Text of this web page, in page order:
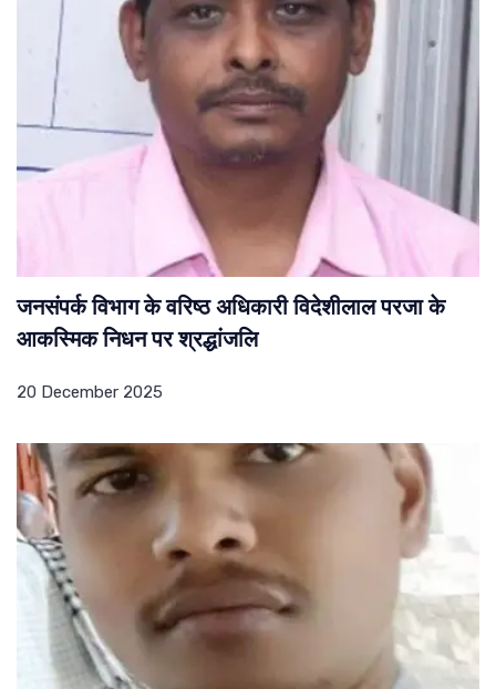
जनसंपर्क विभाग के वरिष्ठ अधिकारी विदेशीलाल परजा के
आकस्मिक निधन पर श्रद्धांजलि
20 December 2025